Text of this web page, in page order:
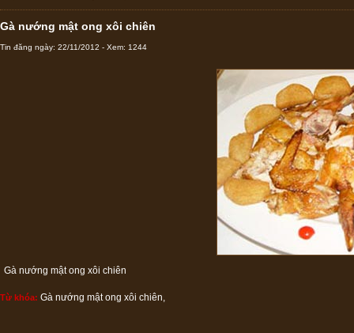
Gà nướng mật ong xôi chiên
Tin đăng ngày: 22/11/2012 - Xem: 1244
Gà nướng mật ong xôi chiên
Từ khóa: Gà nướng mật ong xôi chiên,